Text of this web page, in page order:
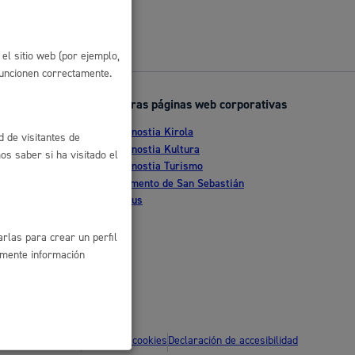
Otras páginas web corporativas
Donostia Kirola
Donostia Kultura
Donostia Turismo
Fomento de San Sebastián
Dbus
Política de cookiesDeclaración de accesibilidad
sitio web (por ejemplo,
correctamente.
de visitantes de
saber si ha visitado el
para crear un perfil
información